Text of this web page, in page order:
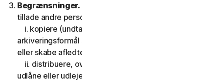
Begrænsninger.
tillade andre personer at:
i. kopiere (undtagen til backup- eller
arkiveringsformål som tilladt nedenfor), modificere
eller skabe afledte værker baseret på softwaren;
ii. distribuere, overdrage, viderelicensere, lease,
udlåne eller udleje din ret til at bruge softwaren til